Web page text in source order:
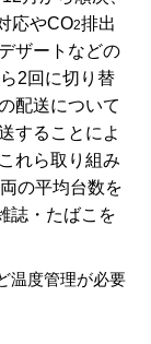
応やCO2排出
ザートなどの
2回に切り替
配送について
することによ
れら取り組み
の平均台数を
誌・たばこを
温度管理が必要